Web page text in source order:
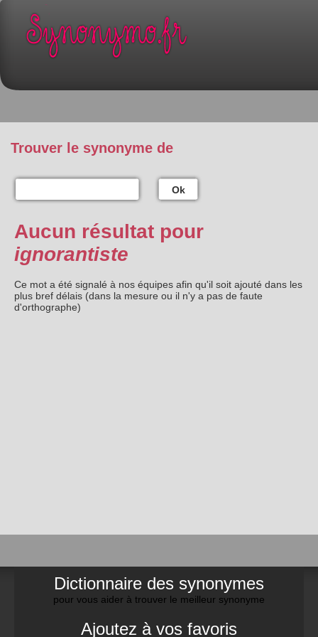
Trouver le synonyme de
Ok
Aucun résultat pour
ignorantiste
Ce mot a été signalé à nos équipes afin qu'il soit ajouté dans les
plus bref délais (dans la mesure ou il n'y a pas de faute
d'orthographe)
Dictionnaire des synonymes
pour vous aider à trouver le meilleur synonyme
Ajoutez à vos favoris